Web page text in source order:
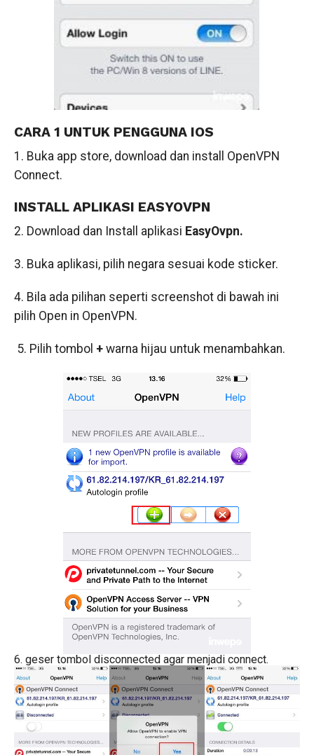
CARA 1 UNTUK PENGGUNA IOS
1. Buka app store, download dan install OpenVPN
Connect.
INSTALL APLIKASI EASYOVPN
2. Download dan Install aplikasi EasyOvpn.
3. Buka aplikasi, pilih negara sesuai kode sticker.
4. Bila ada pilihan seperti screenshot di bawah ini
pilih Open in OpenVPN.
5. Pilih tombol +warna hijau untuk menambahkan.
6. geser tombol disconnected agar menjadi connect.